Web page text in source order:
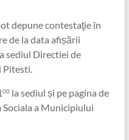
contestaţie în
de la data afișării
sediul Directiei de
Pitesti.
00la sediul și pe pagina de
a Municipiului